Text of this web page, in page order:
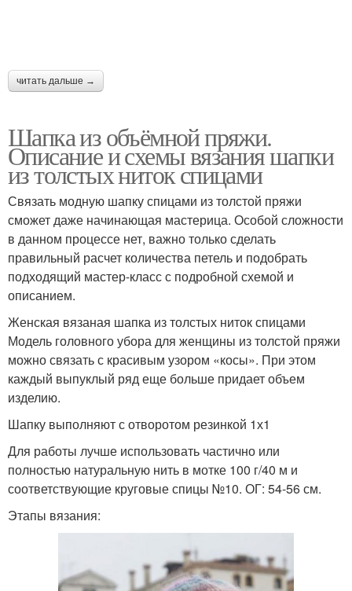
читать дальше →
Шапка из объёмной пряжи.
Описание и схемы вязания шапки
из толстых ниток спицами
Связать модную шапку спицами из толстой пряжи
сможет даже начинающая мастерица. Особой сложности
в данном процессе нет, важно только сделать
правильный расчет количества петель и подобрать
подходящий мастер-класс с подробной схемой и
описанием.
Женская вязаная шапка из толстых ниток спицами
Модель головного убора для женщины из толстой пряжи
можно связать с красивым узором «косы». При этом
каждый выпуклый ряд еще больше придает объем
изделию.
Шапку выполняют с отворотом резинкой 1х1
Для работы лучше использовать частично или
полностью натуральную нить в мотке 100 г/40 м и
соответствующие круговые спицы №10. ОГ: 54-56 см.
Этапы вязания: